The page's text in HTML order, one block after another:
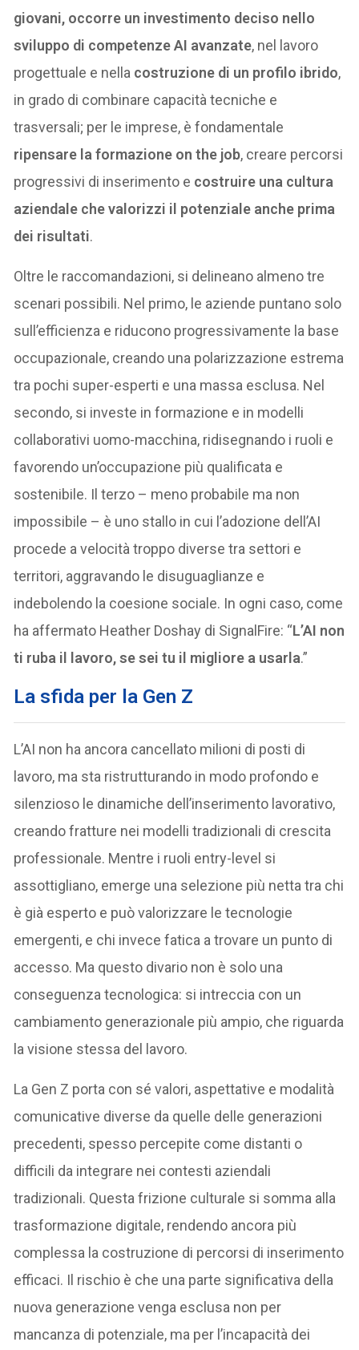
giovani, occorre un investimento deciso nello
sviluppo di competenze AI avanzate, nel lavoro
progettuale e nella costruzione di un profilo ibrido,
in grado di combinare capacità tecniche e
trasversali; per le imprese, è fondamentale
ripensare la formazione on the job, creare percorsi
progressivi di inserimento e costruire una cultura
aziendale che valorizzi il potenziale anche prima
dei risultati.
Oltre le raccomandazioni, si delineano almeno tre
scenari possibili. Nel primo, le aziende puntano solo
sull’efficienza e riducono progressivamente la base
occupazionale, creando una polarizzazione estrema
tra pochi super-esperti e una massa esclusa. Nel
secondo, si investe in formazione e in modelli
collaborativi uomo-macchina, ridisegnando i ruoli e
favorendo un’occupazione più qualificata e
sostenibile. Il terzo – meno probabile ma non
impossibile – è uno stallo in cui l’adozione dell’AI
procede a velocità troppo diverse tra settori e
territori, aggravando le disuguaglianze e
indebolendo la coesione sociale. In ogni caso, come
ha affermato Heather Doshay di SignalFire: “L’AI non
ti ruba il lavoro, se sei tu il migliore a usarla.”
La sfida per la Gen Z
L’AI non ha ancora cancellato milioni di posti di
lavoro, ma sta ristrutturando in modo profondo e
silenzioso le dinamiche dell’inserimento lavorativo,
creando fratture nei modelli tradizionali di crescita
professionale. Mentre i ruoli entry-level si
assottigliano, emerge una selezione più netta tra chi
è già esperto e può valorizzare le tecnologie
emergenti, e chi invece fatica a trovare un punto di
accesso. Ma questo divario non è solo una
conseguenza tecnologica: si intreccia con un
cambiamento generazionale più ampio, che riguarda
la visione stessa del lavoro.
La Gen Z porta con sé valori, aspettative e modalità
comunicative diverse da quelle delle generazioni
precedenti, spesso percepite come distanti o
difficili da integrare nei contesti aziendali
tradizionali. Questa frizione culturale si somma alla
trasformazione digitale, rendendo ancora più
complessa la costruzione di percorsi di inserimento
efficaci. Il rischio è che una parte significativa della
nuova generazione venga esclusa non per
mancanza di potenziale, ma per l’incapacità dei